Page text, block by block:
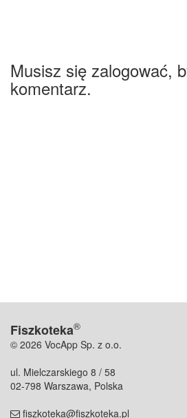
Musisz się zalogować,
komentarz.
Fiszkoteka®
© 2026 VocApp Sp. z o.o.
ul. Mielczarskiego 8 / 58
02-798 Warszawa, Polska
fiszkoteka@fiszkoteka.pl